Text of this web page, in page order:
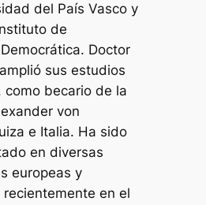
del País Vasco y
de
Doctor
sus estudios
como becario de la
von
e Italia. Ha sido
en diversas
europeas y
en el